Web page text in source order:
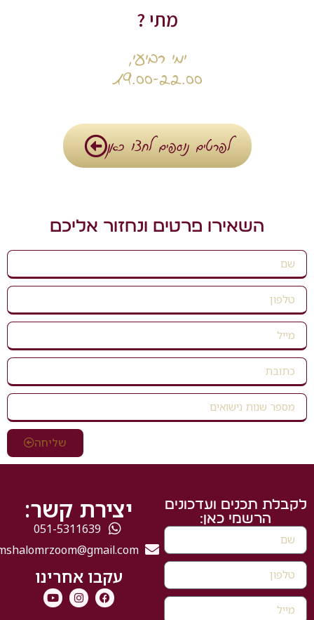
מתי ?
ימי רביעי,
19.00-22.00
לפרטים נוספים לחצו כאן
השאירו פרטים ונחזור אליכם
תכנים ועדכונים
הרשמי כאן:
יצירת קשר:
051-5311639
mshalomrzoom@gmail.com
עקבו אחרינו